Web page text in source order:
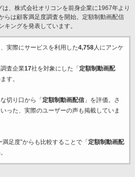
は、株式会社オリコンを前身企業に1967年より
らは顧客満足度調査を開始。定額制動画配信
キングを発表しています。
実際にサービスを利用した4,758人にアンケ
査企業17社を対象にした「 定額制動画配
す。
切り口から「 定額制動画配信」を評価。さ
った、実際のユーザーの声も掲載していま
足度”からも比較することで「 定額制動画配